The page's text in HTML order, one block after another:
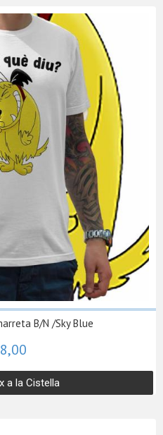
B/N /Sky Blue
a la Cistella